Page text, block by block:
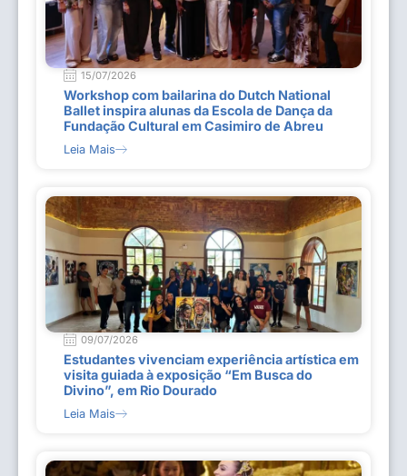
15/07/2026
Workshop com bailarina do Dutch National
Ballet inspira alunas da Escola de Dança da
Fundação Cultural em Casimiro de Abreu
Leia Mais
09/07/2026
Estudantes vivenciam experiência artística em
visita guiada à exposição “Em Busca do
Divino”, em Rio Dourado
Leia Mais